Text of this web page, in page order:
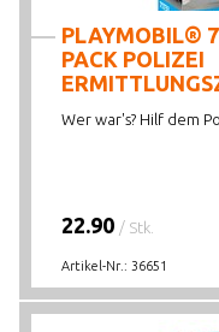
PLAYMOBIL®
PACK POLIZEI
Wer war's? Hilf dem
22.90 / Stk.
Artikel-Nr.: 36651